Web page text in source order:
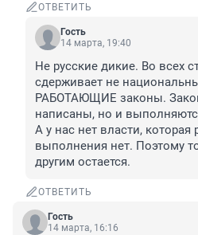
ОТВЕТИТЬ
Гость
14 марта, 19:40
Не русские дикие. Во всех
сдерживает не
РАБОТАЮЩИЕ законы.
написаны, но и
А у нас нет власти, которая
выполнения нет. Поэтому
другим остается.
ОТВЕТИТЬ
Гость
14 марта, 16:16